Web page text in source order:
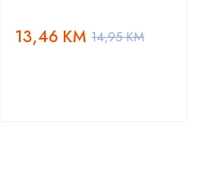
14,95KM
13,46 KM